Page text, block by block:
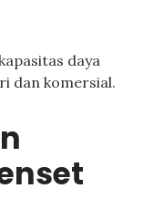
daya
dan komersial.